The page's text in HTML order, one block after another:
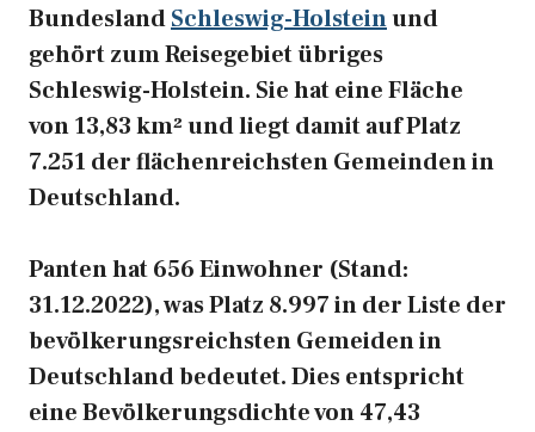
BundeslandSchleswig-Holsteinund
gehört zum Reisegebiet übriges
Schleswig-Holstein. Sie hat eine Fläche
von 13,83 km² und liegt damit auf Platz
7.251 der flächenreichsten Gemeinden in
Deutschland.
Panten hat 656 Einwohner (Stand:
31.12.2022), was Platz 8.997 in der Liste der
bevölkerungsreichsten Gemeiden in
Deutschland bedeutet. Dies entspricht
eine Bevölkerungsdichte von 47,43